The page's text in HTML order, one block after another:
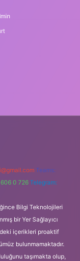
Teams:
0 726 Telegram:
Bilgi Teknolojileri
bir Yer Sağlayıcı
içerikleri proaktif
bulunmamaktadır.
taşımakta olup,